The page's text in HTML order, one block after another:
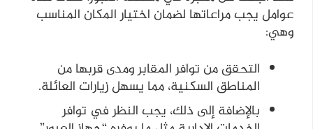
عوامل يجب مراعاتها لضمان اختيار المكان المناسب
وهي:
التحقق من توافر المقابر ومدى قربها من
المناطق السكنية، مما يسهل زيارات العائلة.
بالإضافة إلى ذلك، يجب النظر في توافر